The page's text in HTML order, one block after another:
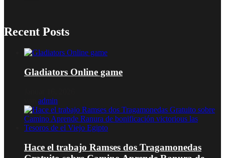
Recent Posts
Gladiators Online game
admin
Hace el trabajo Ramses dos Tragamonedas